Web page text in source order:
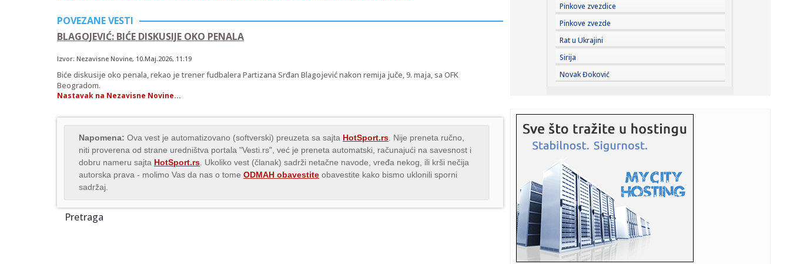
POVEZANE VESTI
BLAGOJEVIĆ: BIĆE DISKUSIJE OKO PENALA
Izvor: Nezavisne Novine, 10.Maj.2026, 11:19
Biće diskusije oko penala, rekao je trener fudbalera Partizana Srđan Blagojević nakon remija juče, 9. maja, sa OFK
Beogradom.
Nastavak na Nezavisne Novine...
Napomena: Ova vest je automatizovano (softverski) preuzeta sa sajta HotSport.rs . Nije preneta ručno,
niti proverena od strane uredništva portala "Vesti.rs", već je preneta automatski, računajući na savesnost i
dobru nameru sajta HotSport.rs . Ukoliko vest (članak) sadrži netačne navode, vređa nekog, ili krši nečija
autorska prava - molimo Vas da nas o tome ODMAH obavestite obavestite kako bismo uklonili sporni
sadržaj.
Pretraga
07:24:Recept koji od bataka pravi gurmansko jelo
07:23:Everton doveo Kristijana Nergora: Iskusni Danac stigao iz
Arsenal...
07:23:Šelton, Fonseka, Muzeti i Rud u trećem kolu u Montrealu
07:21: Suša prži usjeve u BiH, neizbježno poskupljenje hrane
07:21:
poskupljenj...
07:20:Najbogatije selo u Evropi nalazi se nadomak Srbije: Nižu
se pala...
07:18:Vanredna situacija u delu opštine Kovin zbog požara u
Deliblats...
07:18:Težak udes u Beogradu; Motociklista i suvozač teško
Pinkove zvezdice
Pinkove zvezde
Rat u Ukrajini
Sirija
Novak Đoković